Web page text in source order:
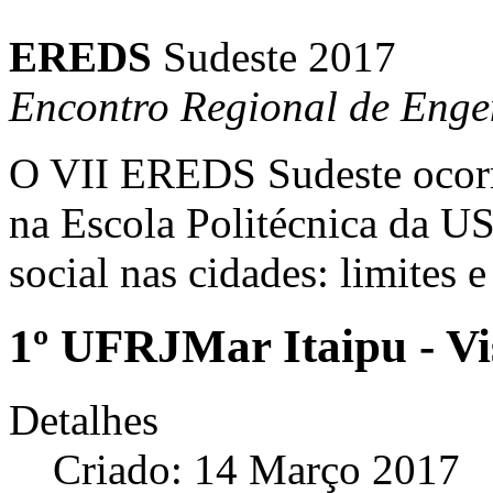
EREDS Sudeste 2017
Encontro Regional de
O VII EREDS Sudeste
na Escola Politécnica da
social nas cidades: limites
1º UFRJMar Itaipu -
Detalhes
Criado: 14 Março 2017